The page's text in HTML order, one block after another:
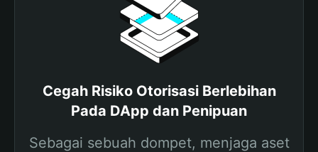
Cegah Risiko Otorisasi Berlebihan
Pada DApp dan Penipuan
Sebagai sebuah dompet, menjaga aset